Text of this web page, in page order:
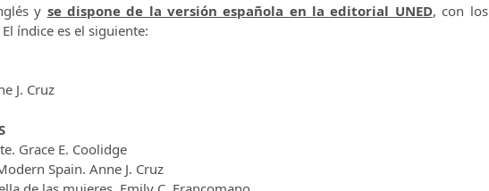
y se dispone de la versión española en la editorial UNED, con los
índice es el siguiente:
J. Cruz
Grace E. Coolidge
Spain. Anne J. Cruz